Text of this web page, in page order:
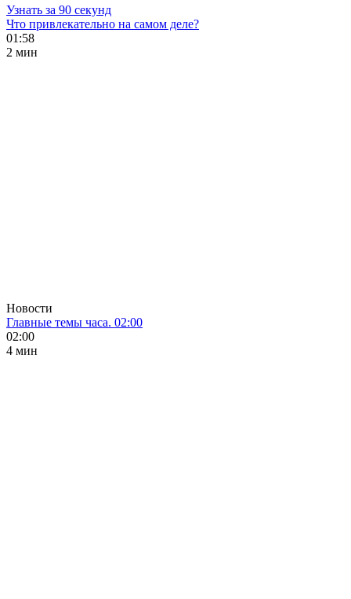
Узнать за 90 секунд
Что привлекательно на самом деле?
01:58
2 мин
Новости
Главные темы часа. 02:00
02:00
4 мин